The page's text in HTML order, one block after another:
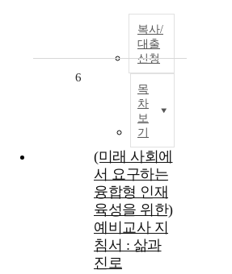
복사/
대출
신청
목
차
보
기
6
(미래 사회에
서 요구하는
융합형 인재
육성을 위한)
예비교사 지
침서 : 삶과
진로